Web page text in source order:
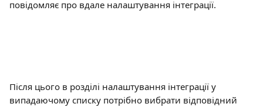
повідомляє про вдале налаштування інтеграції.
Після цього в розділі налаштування інтеграції у
випадаючому списку потрібно вибрати відповідний